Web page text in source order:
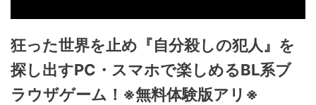
狂った世界を止め『自分殺しの犯人』を
探し出すPC・スマホで楽しめるBL系ブ
ラウザゲーム！※無料体験版アリ※